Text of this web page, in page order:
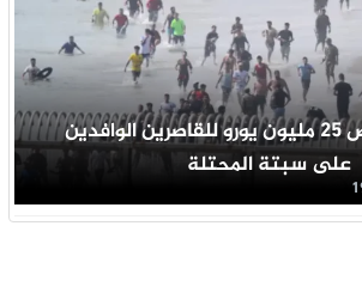
إسبانيا تخصص 25 مليون يورو للقاصرين الوافدين
على سبتة المحتلة